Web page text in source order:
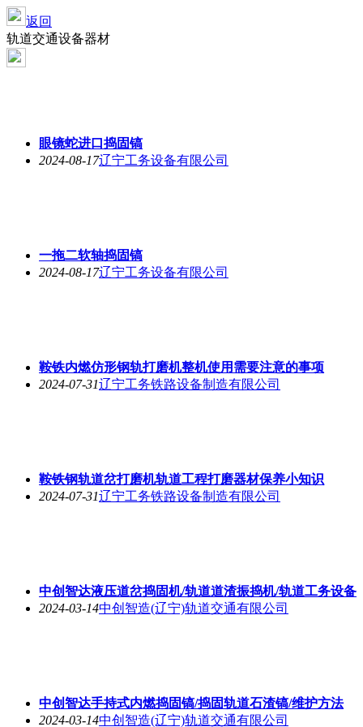
返回
轨道交通设备器材
眼镜蛇进口捣固镐
2024-08-17辽宁工务设备有限公司
一拖二软轴捣固镐
2024-08-17辽宁工务设备有限公司
鞍铁内燃仿形钢轨打磨机整机使用需要注意的事项
2024-07-31辽宁工务铁路设备制造有限公司
鞍铁钢轨道岔打磨机轨道工程打磨器材保养小知识
2024-07-31辽宁工务铁路设备制造有限公司
中创智达液压道岔捣固机/轨道道渣振捣机/轨道工务设备
2024-03-14中创智造(辽宁)轨道交通有限公司
中创智达手持式内燃捣固镐/捣固轨道石渣镐/维护方法
2024-03-14中创智造(辽宁)轨道交通有限公司